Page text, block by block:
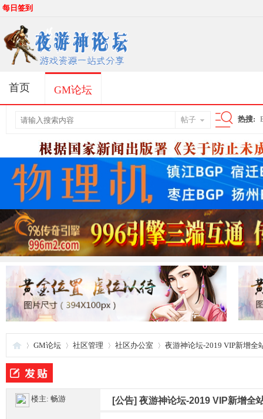
每日签到
首页 GM论坛
帖子
索
热搜:
夜 »
GM论坛
›
社区管理 社区办公室
›
夜游神论坛-2019 VIP新增全
楼主: 畅游 [公告] 夜游神论坛-2019 VIP新增全